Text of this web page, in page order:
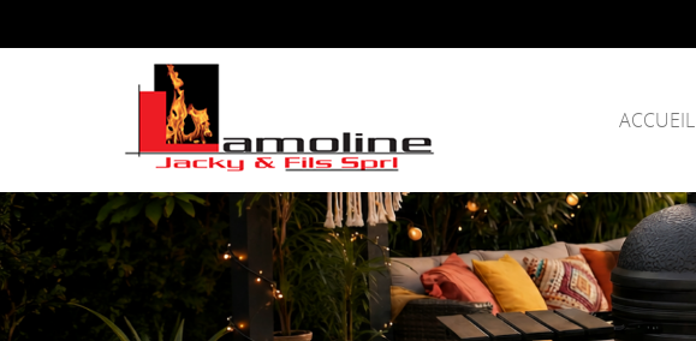
ACCUEIL